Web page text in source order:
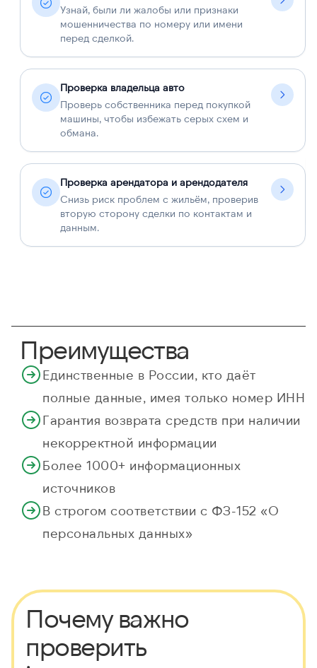
Узнай, были ли жалобы или признаки
мошенничества по номеру или имени
перед сделкой.
Проверка владельца авто
Проверь собственника перед покупкой
машины, чтобы избежать серых схем и
обмана.
Проверка арендатора и арендодателя
Снизь риск проблем с жильём, проверив
вторую сторону сделки по контактам и
данным.
Преимущества
Единственные в России, кто даёт
полные данные, имея только номер ИНН
Гарантия возврата средств при наличии
некорректной информации
Более 1000+ информационных
источников
В строгом соответствии с ФЗ-152 «О
персональных данных»
Почему важно
проверить